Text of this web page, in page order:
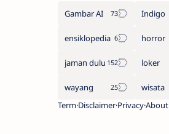
Gambar AI Indigo
ensiklopedia horror
jaman dulu loker
wayang
wisata
Term Disclaimer PrivacyAbout